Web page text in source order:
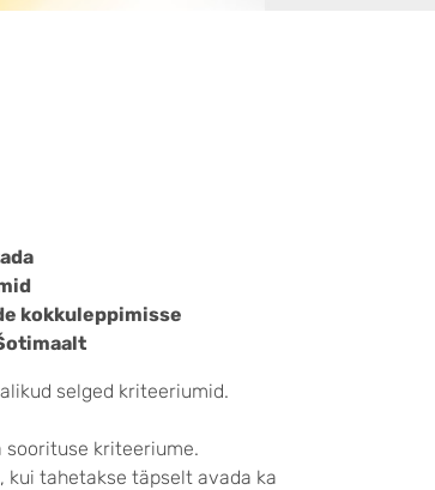
kokkuleppimisse
otimaalt
selged kriteeriumid.
soorituse kriteeriume.
kui tahetakse täpselt avada ka